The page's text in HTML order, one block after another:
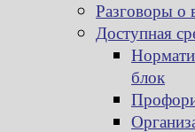
Разговоры о
Доступная
блок